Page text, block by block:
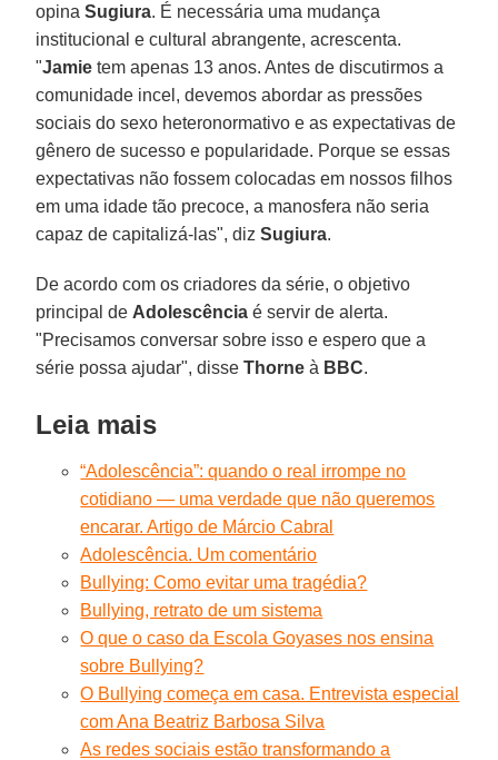
opinaSugiura. É necessária uma mudança
institucional e cultural abrangente, acrescenta.
"Jamie tem apenas 13 anos. Antes de discutirmos a
comunidade incel, devemos abordar as pressões
sociais do sexo heteronormativo e as expectativas de
gênero de sucesso e popularidade. Porque se essas
expectativas não fossem colocadas em nossos filhos
em uma idade tão precoce, a manosfera não seria
capaz de capitalizá-las", dizSugiura.
De acordo com os criadores da série, o objetivo
principal de Adolescência é servir de alerta.
"Precisamos conversar sobre isso e espero que a
série possa ajudar", disseThorne à BBC.
Leia mais
“Adolescência”: quando o real irrompe no
cotidiano — uma verdade que não queremos
encarar. Artigo de Márcio Cabral
Adolescência. Um comentário
Bullying: Como evitar uma tragédia?
Bullying, retrato de um sistema
O que o caso da Escola Goyases nos ensina
sobre Bullying?
O Bullying começa em casa. Entrevista especial
com Ana Beatriz Barbosa Silva
As redes sociais estão transformando a